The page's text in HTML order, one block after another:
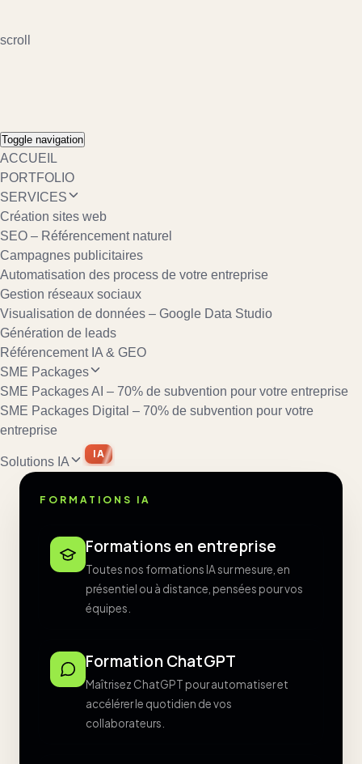
scroll
Toggle navigation
ACCUEIL
PORTFOLIO
SERVICES
Création sites web
SEO – Référencement naturel
Campagnes publicitaires
Automatisation des process de votre entreprise
Gestion réseaux sociaux
Visualisation de données – Google Data Studio
Génération de leads
Référencement IA & GEO
SME Packages
SME Packages AI – 70% de subvention pour votre entreprise
SME Packages Digital – 70% de subvention pour votre
entreprise
Solutions IA
IA
FORMATIONS IA
Formations en entreprise
Toutes nos formations IA sur mesure, en
présentiel ou à distance, pensées pour vos
équipes.
Formation ChatGPT
Maîtrisez ChatGPT pour automatiser et
accélérer le quotidien de vos
collaborateurs.